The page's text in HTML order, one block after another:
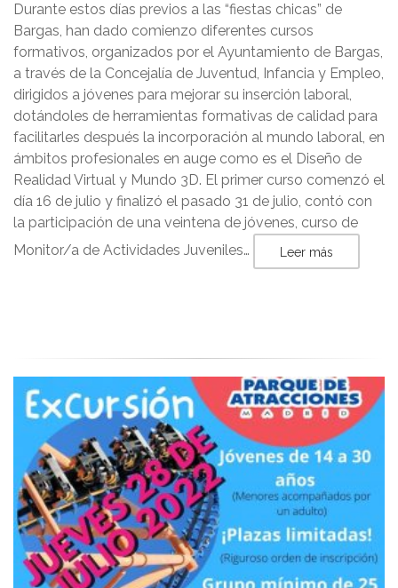
Durante estos días previos a las “fiestas chicas” de
Bargas, han dado comienzo diferentes cursos
formativos, organizados por el Ayuntamiento de Bargas,
a través de la Concejalía de Juventud, Infancia y Empleo,
dirigidos a jóvenes para mejorar su inserción laboral,
dotándoles de herramientas formativas de calidad para
facilitarles después la incorporación al mundo laboral, en
ámbitos profesionales en auge como es el Diseño de
Realidad Virtual y Mundo 3D. El primer curso comenzó el
día 16 de julio y finalizó el pasado 31 de julio, contó con
la participación de una veintena de jóvenes, curso de
Monitor/a de Actividades Juveniles…
Leer más